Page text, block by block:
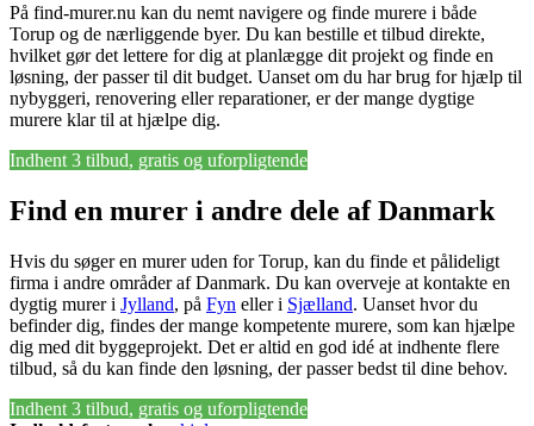
På find-murer.nu kan du nemt navigere og finde murere i både
Torup og de nærliggende byer. Du kan bestille et tilbud direkte,
hvilket gør det lettere for dig at planlægge dit projekt og finde en
løsning, der passer til dit budget. Uanset om du har brug for hjælp til
nybyggeri, renovering eller reparationer, er der mange dygtige
murere klar til at hjælpe dig.
Indhent 3 tilbud, gratis og uforpligtende
Find en murer i andre dele af Danmark
Hvis du søger en murer uden for Torup, kan du finde et pålideligt
firma i andre områder af Danmark. Du kan overveje at kontakte en
dygtig murer i Jylland, på Fyn eller i Sjælland. Uanset hvor du
befinder dig, findes der mange kompetente murere, som kan hjælpe
dig med dit byggeprojekt. Det er altid en god idé at indhente flere
tilbud, så du kan finde den løsning, der passer bedst til dine behov.
Indhent 3 tilbud, gratis og uforpligtende